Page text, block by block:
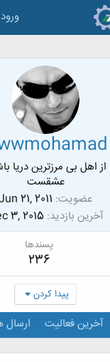
ورود
از اهل بی مرزترین دریا
عشقست
عضویت 21, 2011
آخرین بازدید 3, 2015
پسندها
236
پیدا کردن
آخرین فعالیت ارسال